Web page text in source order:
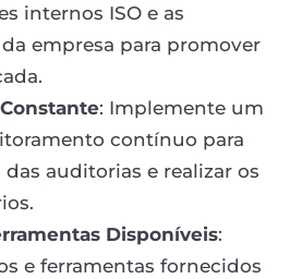
internos ISO e as
empresa para promover
: Implemente um
contínuo para
das auditorias e realizar os
Disponíveis:
e ferramentas fornecidos